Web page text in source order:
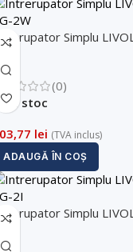
Simplu
(0)
În stoc
lei (TVA inclus)
ADAUGĂ ÎN COȘ
Simplu